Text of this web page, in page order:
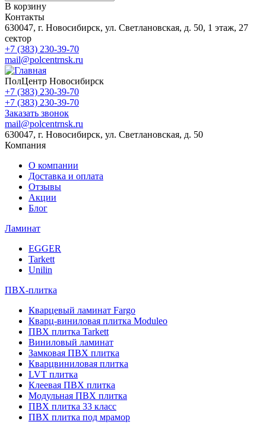
В корзину
Контакты
630047, г. Новосибирск, ул. Светлановская, д. 50, 1 этаж, 27
сектор
+7 (383) 230-39-70
mail@polcentrnsk.ru
ПолЦентр Новосибирск
+7 (383) 230-39-70
+7 (383) 230-39-70
Заказать звонок
mail@polcentrnsk.ru
630047, г. Новосибирск, ул. Светлановская, д. 50
Компания
О компании
Доставка и оплата
Отзывы
Акции
Блог
Ламинат
EGGER
Tarkett
Unilin
ПВХ-плитка
Кварцевый ламинат Fargo
Кварц-виниловая плитка Moduleo
ПВХ плитка Tarkett
Виниловый ламинат
Замковая ПВХ плитка
Кварцвиниловая плитка
LVT плитка
Клеевая ПВХ плитка
Модульная ПВХ плитка
ПВХ плитка 33 класс
ПВХ плитка под мрамор